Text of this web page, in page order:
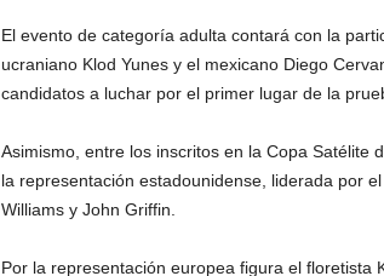
El evento de categoría adulta contará con la
ucraniano Klod Yunes y el mexicano Diego
candidatos a luchar por el primer lugar de la
Asimismo, entre los inscritos en la Copa Satélite
la representación estadounidense, liderada por
Williams y John Griffin.
Por la representación europea figura el